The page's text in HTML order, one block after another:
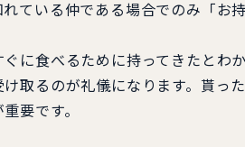
ている仲である場合でのみ「お
食べるために持ってきたとわ
取るのが礼儀になります。貰っ
要です。